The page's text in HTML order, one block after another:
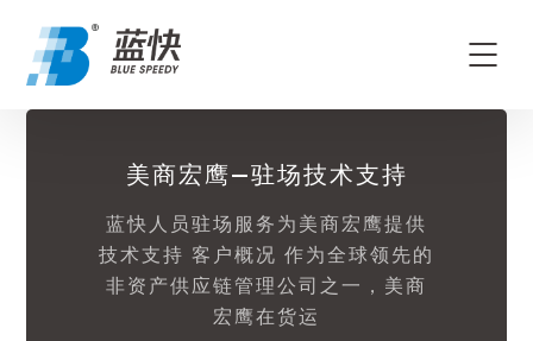
美商宏鹰—驻场技术支持
蓝快人员驻场服务为美商宏鹰提供
技术支持 客户概况 作为全球领先的
非资产供应链管理公司之一，美商
宏鹰在货运